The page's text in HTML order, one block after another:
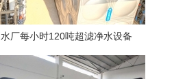
水厂每小时120吨超滤净水设备